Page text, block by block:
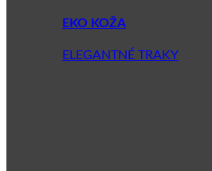
EKO KOŽA
ELEGANTNÉ TRAKY